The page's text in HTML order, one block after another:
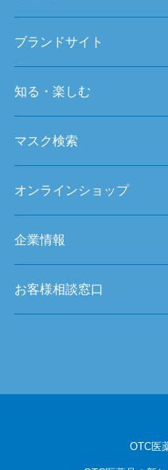
ブランドサイト
知る・楽しむ
マスク検索
オンラインショップ
企業情報
お客様相談窓口
OTC医